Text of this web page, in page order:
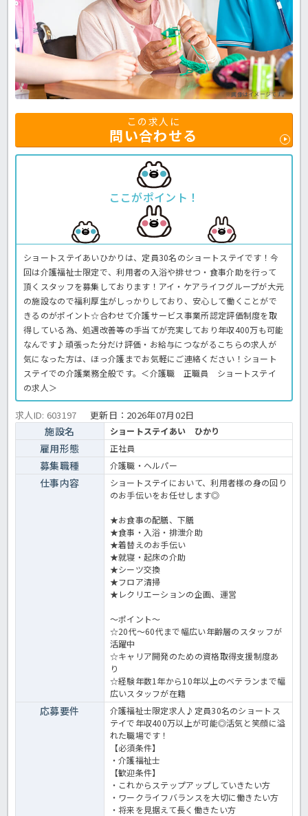
※画像はイメージです。
この求人に
問い合わせる
ここがポイント！
ショートステイあいひかりは、定員30名のショートステイです！今
回は介護福祉士限定で、利用者の入浴や排せつ・食事介助を行って
頂くスタッフを募集しております！アイ・ケアライフグループが大元
の施設なので福利厚生がしっかりしており、安心して働くことがで
きるのがポイント☆合わせて介護サービス事業所認定評価制度を取
得している為、処遇改善等の手当てが充実しており年収400万も可能
なんです♪頑張った分だけ評価・お給与につながるこちらの求人が
気になった方は、ほっ介護までお気軽にご連絡ください！ショート
ステイでの介護業務全般です。＜介護職 正職員 ショートステイ
の求人＞
求人ID: 603197 更新日： 2026年07月02日
施設名 ショートステイあい ひかり
雇用形態 正社員
募集職種 介護職・ヘルパー
仕事内容
ショートステイにおいて、利用者様の身の回り
のお手伝いをお任せします◎
★お食事の配膳、下膳
★食事・入浴・排泄介助
★着替えのお手伝い
★就寝・起床の介助
★シーツ交換
★フロア清掃
★レクリエーションの企画、運営
～ポイント～
☆20代～60代まで幅広い年齢層のスタッフが
活躍中
☆キャリア開発のための資格取得支援制度あ
り
☆経験年数1年から10年以上のベテランまで幅
広いスタッフが在籍
応募要件
介護福祉士限定求人♪定員30名のショートス
テイで年収400万以上が可能◎活気と笑顔に溢
れた職場です！
【必須条件】
・介護福祉士
【歓迎条件】
・これからステップアップしていきたい方
・ワークライフバランスを大切に働きたい方
・将来を見据えて長く働きたい方